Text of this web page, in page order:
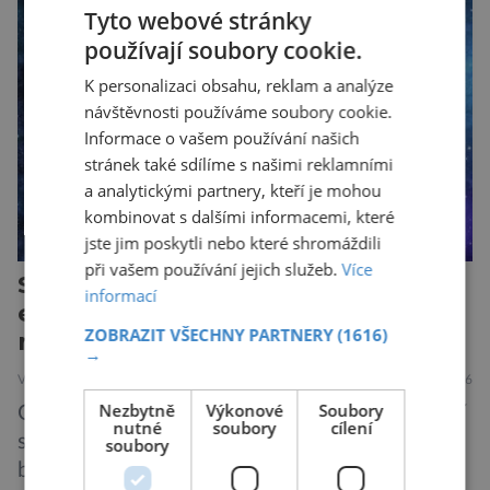
umístěném na roveru Perseverance,
identifikovala organický uhlík v jílovcích z
výchozů, což jsou vyhaslé podzemní lávové
proudy vystupující na povrch, sopky […]
Start rakety Ariane 6 s puncem
evropského hmotnostního
rekordu
VESMÍR 22.6.2026
Odpočítávání skončilo, raketa odstartovala. Řítí
se vstříc nebi, jako kdyby chtěla protrhnout
blankytně modré plátno. Pracovníci
Tyto webové stránky
používají soubory cookie.
K personalizaci obsahu, reklam a analýze
návštěvnosti používáme soubory cookie.
Informace o vašem používání našich
stránek také sdílíme s našimi reklamními
a analytickými partnery, kteří je mohou
kombinovat s dalšími informacemi, které
jste jim poskytli nebo které shromáždili
při vašem používání jejich služeb.Více
informací
ZOBRAZIT VŠECHNY PARTNERY(1616)
→
Nezbytně
nutné
soubory
Výkonové
soubory
Soubory
cílení